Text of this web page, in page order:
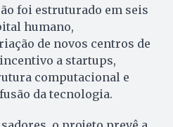
foi estruturado em seis
humano,
de novos centros de
a startups,
computacional e
da tecnologia.